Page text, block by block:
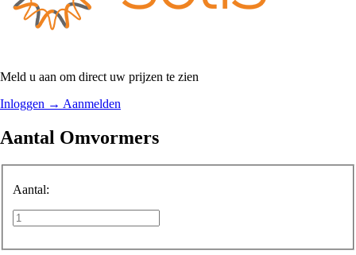
Meld u aan om direct uw prijzen te zien
Inloggen → Aanmelden
Aantal Omvormers
Aantal: